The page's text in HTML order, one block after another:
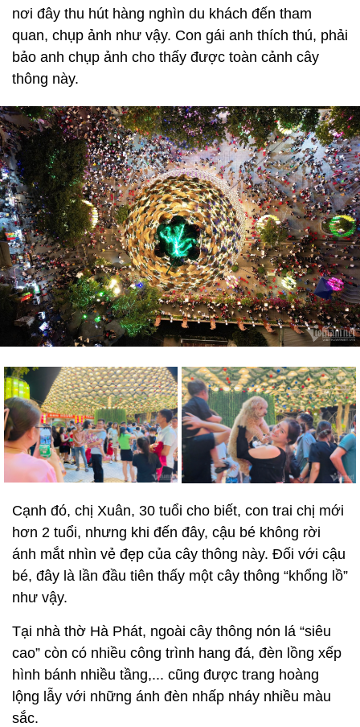
nơi đây thu hút hàng nghìn du khách đến tham
quan, chụp ảnh như vậy. Con gái anh thích thú, phải
bảo anh chụp ảnh cho thấy được toàn cảnh cây
thông này.
Cạnh đó, chị Xuân, 30 tuổi cho biết, con trai chị mới
hơn 2 tuổi, nhưng khi đến đây, cậu bé không rời
ánh mắt nhìn vẻ đẹp của cây thông này. Đối với cậu
bé, đây là lần đầu tiên thấy một cây thông “khổng lồ”
như vậy.
Tại nhà thờ Hà Phát, ngoài cây thông nón lá “siêu
cao” còn có nhiều công trình hang đá, đèn lồng xếp
hình bánh nhiều tầng,... cũng được trang hoàng
lộng lẫy với những ánh đèn nhấp nháy nhiều màu
sắc.